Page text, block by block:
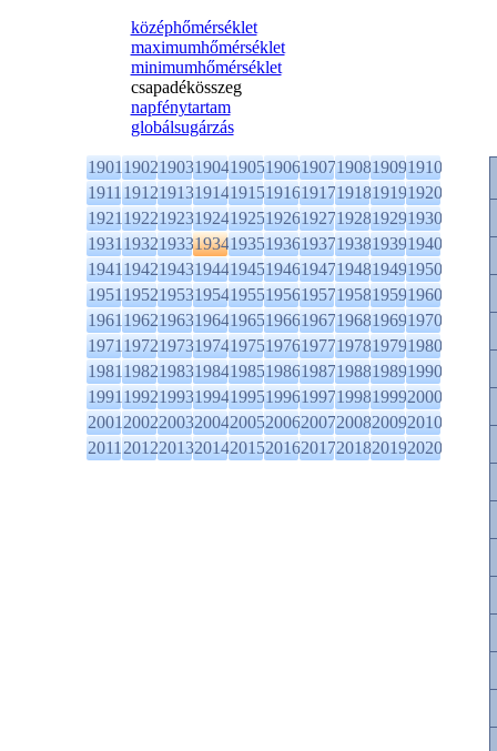
középhőmérséklet
maximumhőmérséklet
minimumhőmérséklet
csapadékösszeg
napfénytartam
globálsugárzás
1901190219031904190519061907190819091910
1911191219131914191519161917191819191920
1921192219231924192519261927192819291930
1931193219331934193519361937193819391940
1941194219431944194519461947194819491950
1951195219531954195519561957195819591960
1961196219631964196519661967196819691970
1971197219731974197519761977197819791980
1981198219831984198519861987198819891990
1991199219931994199519961997199819992000
2001200220032004200520062007200820092010
2011201220132014201520162017201820192020